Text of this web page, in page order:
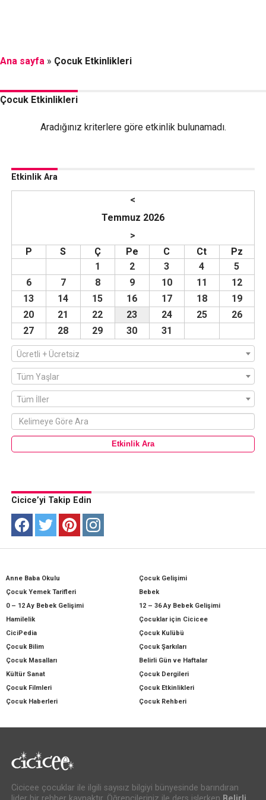
Ana sayfa » Çocuk Etkinlikleri
Çocuk Etkinlikleri
Aradığınız kriterlere göre etkinlik bulunamadı.
Etkinlik Ara
<
Temmuz 2026
>
P
S Ç Pe C Ct
Pz
1
2 3 4
5
6
7 8 9 10 11
12
13
14 15 16 17 18
19
20
21 22 23 24 25
26
27
28 29 30 31
Ücretli + Ücretsiz
Tüm Yaşlar
Tüm İller
Cicice’yi Takip Edin
Anne Baba Okulu
Çocuk Gelişimi
Çocuk Yemek Tarifleri
Bebek
0 – 12 Ay Bebek Gelişimi
12 – 36 Ay Bebek Gelişimi
Hamilelik
Çocuklar için Cicicee
CiciPedia
Çocuk Kulübü
Çocuk Bilim
Çocuk Şarkıları
Çocuk Masalları
Belirli Gün ve Haftalar
Kültür Sanat
Çocuk Dergileri
Çocuk Filmleri
Çocuk Etkinlikleri
Çocuk Haberleri
Çocuk Rehberi
Cicicee çocuklar ile ilgili sayısız bilgiyi bünyesinde barındıran